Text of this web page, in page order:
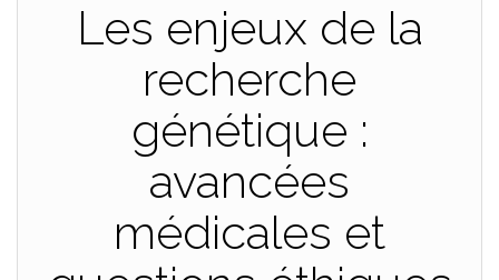
Les enjeux de la
recherche
génétique :
avancées
médicales et